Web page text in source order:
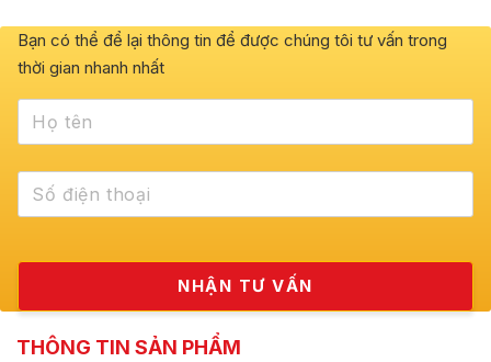
Bạn có thể để lại thông tin để được chúng tôi tư vấn trong
thời gian nhanh nhất
THÔNG TIN SẢN PHẨM